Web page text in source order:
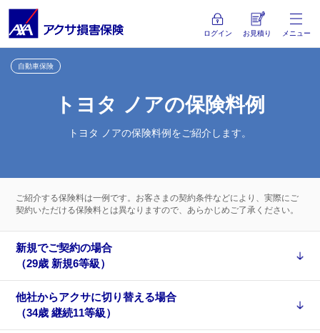
ログイン お見積り メニュー
自動車保険
トヨタ ノアの保険料例
トヨタ ノアの保険料例をご紹介します。
ご紹介する保険料は一例です。お客さまの契約条件などにより、実際にご
契約いただける保険料とは異なりますので、あらかじめご了承ください。
新規でご契約の場合
（29歳 新規6等級）
他社からアクサに切り替える場合
（34歳 継続11等級）